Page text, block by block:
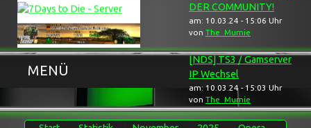
DER COMMUNITY!
am: 10.03.24 - 15:06 Uhr
von The_Mumie
[NDS] TS3 / Gamserver
IP Wechsel
am: 10.03.24 - 15:03 Uhr
von The_Mumie
MENÜ